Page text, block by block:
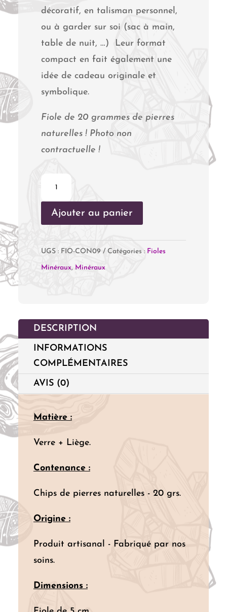
décoratif, en talisman personnel,
ou à garder sur soi (sac à main,
table de nuit, …) Leur format
compact en fait également une
idée de cadeau originale et
symbolique.
Fiole de 20 grammes de pierres
naturelles ! Photo non
contractuelle !
Fiole
Ajouter au panier
UGS : FIO-CON09 Catégories : Fioles
Minéraux, Minéraux
DESCRIPTION
INFORMATIONS
COMPLÉMENTAIRES
AVIS (0)
Matière :
Verre + Liège.
Contenance :
Chips de pierres naturelles - 20 grs.
Origine :
Produit artisanal - Fabriqué par nos
soins.
Dimensions :